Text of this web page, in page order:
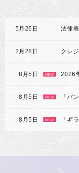
5月26日 法律
2月28日
8月5日 NEW 2026
8月5日 NEW 「パ
8月5日 NEW 「ギ